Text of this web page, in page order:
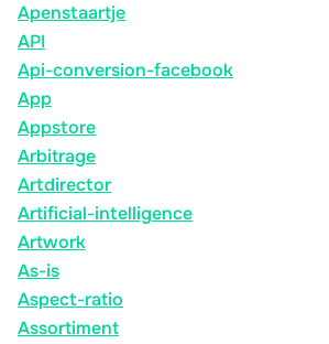
Apenstaartje
API
Api-conversion-facebook
App
Appstore
Arbitrage
Artdirector
Artificial-intelligence
Artwork
As-is
Aspect-ratio
Assortiment